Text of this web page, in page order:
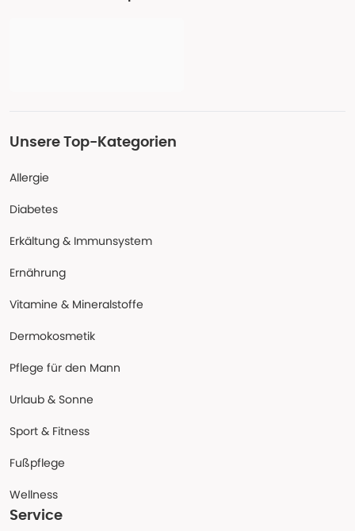
Unsere Top-Kategorien
Allergie
Diabetes
Erkältung & Immunsystem
Ernährung
Vitamine & Mineralstoffe
Dermokosmetik
Pflege für den Mann
Urlaub & Sonne
Sport & Fitness
Fußpflege
Wellness
Service